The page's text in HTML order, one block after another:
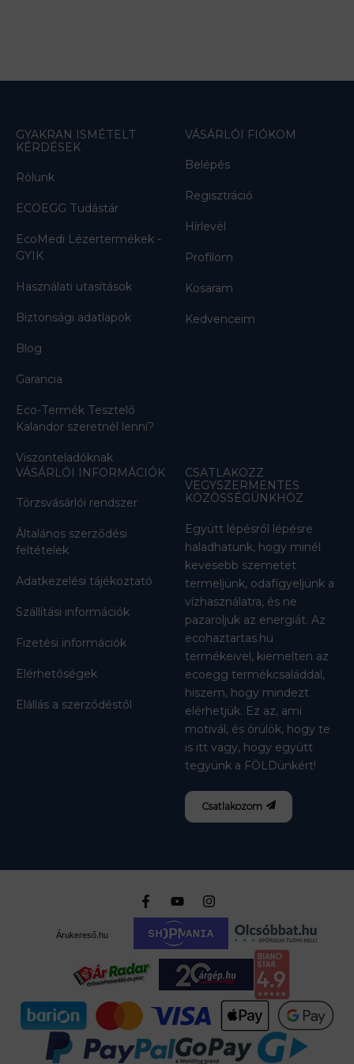
GYAKRAN ISMÉTELT
KÉRDÉSEK
Rólunk
ECOEGG Tudástár
EcoMedi Lézertermékek -
GYIK
Használati utasítások
Biztonsági adatlapok
Blog
Garancia
Eco-Termék Tesztelő
Kalandor szeretnél lenni?
Viszonteladóknak
VÁSÁRLÓI FIÓKOM
Belépés
Regisztráció
Hírlevél
Profilom
Kosaram
Kedvenceim
VÁSÁRLÓI INFORMÁCIÓK
Törzsvásárlói rendszer
Általános szerződési
feltételek
Adatkezelési tájékoztató
Szállítási információk
Fizetési információk
Elérhetőségek
Elállás a szerződéstől
CSATLAKOZZ
VEGYSZERMENTES
KÖZÖSSÉGÜNKHÖZ
Együtt lépésről lépésre
haladhatunk, hogy minél
kevesebb szemetet
termeljünk, odafigyeljünk a
vízhasználatra, és ne
pazaroljuk az energiát. Az
ecohaztartas.hu
termékeivel, kiemelten az
ecoegg termékcsaláddal,
hiszem, hogy mindezt
elérhetjük. Ez az, ami
motivál, és örülök, hogy te
is itt vagy, hogy együtt
tegyünk a FÖLDünkért!
Csatlakozom
Árukereső.hu